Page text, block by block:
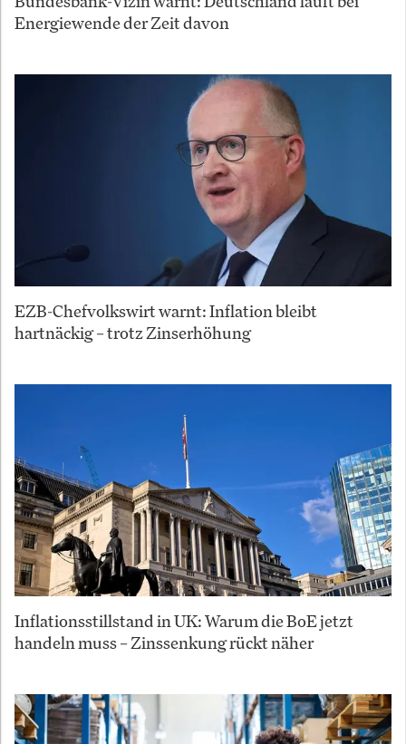
Energiewende der Zeit davon
EZB-Chefvolkswirt warnt: Inflation bleibt
hartnäckig – trotz Zinserhöhung
Inflationsstillstand in UK: Warum die BoE jetzt
handeln muss – Zinssenkung rückt näher